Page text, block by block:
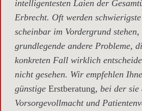
intelligentesten Laien der
Erbrecht. Oft werden
scheinbar im Vordergrund stehen,
grundlegende andere Probleme,
konkreten Fall wirklich
nicht gesehen. Wir empfehlen
günstige Erstberatung, bei der sie
Vorsorgevollmacht und